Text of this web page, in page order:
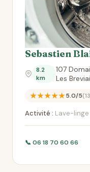
Sebastien
8.2
km
107
Les
★★★★★5.0/5
Activité : Lave-linge
📞 06 18 70 60 66